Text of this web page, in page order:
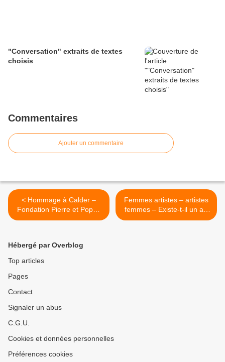
"Conversation" extraits de textes
choisis
Commentaires
Ajouter un commentaire
< Hommage à Calder –
Fondation Pierre et Poppy
Salinger
Femmes artistes – artistes
femmes – Existe-t-il un art
féminin ? >
Hébergé par Overblog
Top articles
Pages
Contact
Signaler un abus
C.G.U.
Cookies et données personnelles
Préférences cookies